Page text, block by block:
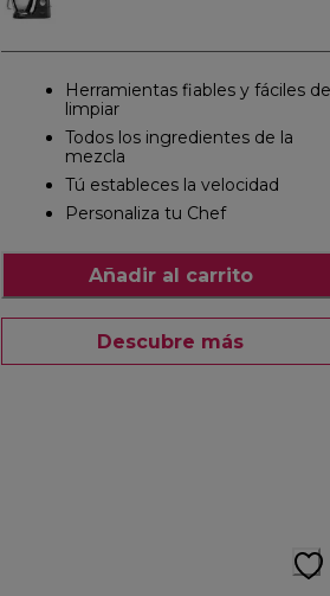
Herramientas fiables y fáciles de
limpiar
Todos los ingredientes de la
mezcla
Tú estableces la velocidad
Personaliza tu Chef
Añadir al carrito
Descubre más